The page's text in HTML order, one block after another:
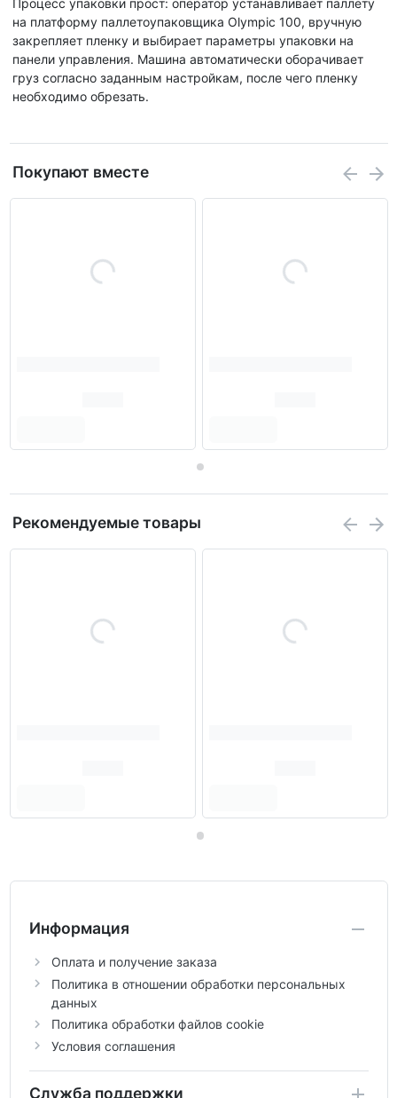
на платформу паллетоупаковщика Olympic 100, вручную
закрепляет пленку и выбирает параметры упаковки на
панели управления. Машина автоматически оборачивает
груз согласно заданным настройкам, после чего пленку
необходимо обрезать.
Покупают вместе
Рекомендуемые товары
Информация
Оплата и получение заказа
Политика в отношении обработки персональных
данных
Политика обработки файлов cookie
Условия соглашения
Служба поддержки